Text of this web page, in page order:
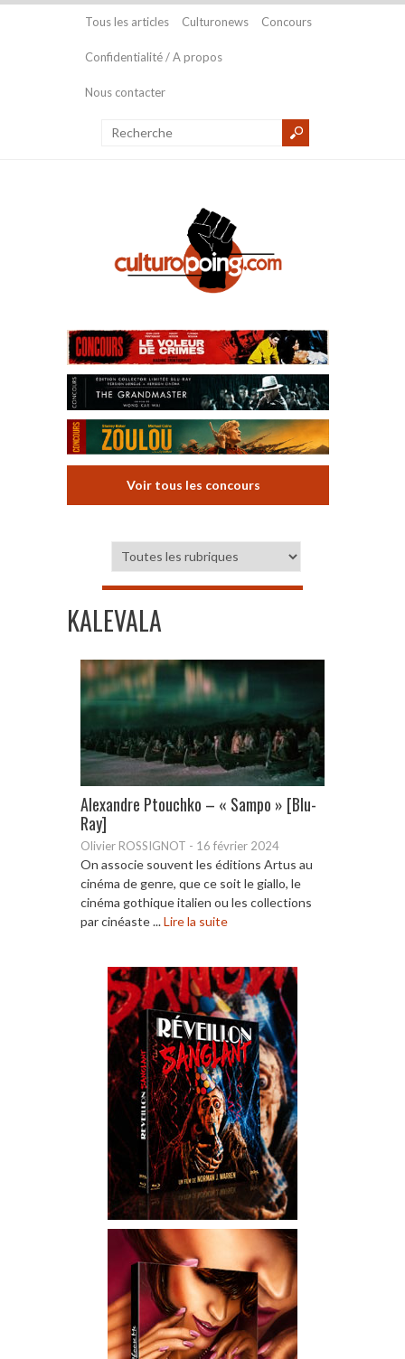
Tous les articles Culturonews Concours
Confidentialité / A propos
Nous contacter
Voir tous les concours
KALEVALA
Alexandre Ptouchko – « Sampo » [Blu-
Ray]
Olivier ROSSIGNOT - 16 février 2024
On associe souvent les éditions Artus au
cinéma de genre, que ce soit le giallo, le
cinéma gothique italien ou les collections
par cinéaste ...Lire la suite